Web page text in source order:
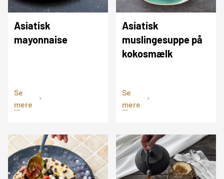
Asiatisk
mayonnaise
Se
mere
Asiatisk
muslingesuppe på
kokosmælk
Se
mere